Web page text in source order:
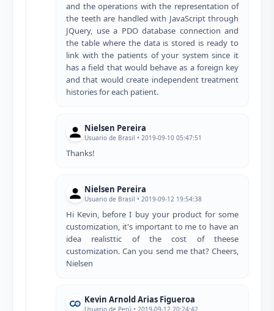
and the operations with the representation of
the teeth are handled with JavaScript through
JQuery, use a PDO database connection and
the table where the data is stored is ready to
link with the patients of your system since it
has a field that would behave as a foreign key
and that would create independent treatment
histories for each patient.
Nielsen Pereira
Usuario de Brasil • 2019-09-10 05:47:51
Thanks!
Nielsen Pereira
Usuario de Brasil • 2019-09-12 19:54:38
Hi Kevin, before I buy your product for some
customization, it's important to me to have an
idea realisttic of the cost of theese
customization. Can you send me that? Cheers,
Nielsen
Kevin Arnold Arias Figueroa
Usuario de Perú • 2019-09-12 20:24:42